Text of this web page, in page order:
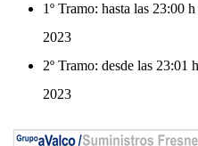
1º Tramo: hasta las 23:00
2023
2º Tramo: desde las 23:01
2023
Horarios de Salida: